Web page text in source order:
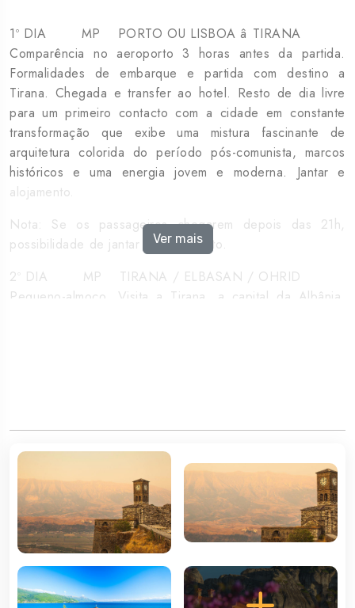
1º DIA MP PORTO OU LISBOA â TIRANA
Comparência no aeroporto 3 horas antes da partida.
Formalidades de embarque e partida com destino a
Tirana. Chegada e transfer ao hotel. Resto de dia livre
para um primeiro contacto com a cidade em constante
transformação que exibe uma mistura fascinante de
arquitetura colorida do período pós-comunista, marcos
históricos e uma energia jovem e moderna. Jantar e
alojamento.
Nota: Se os passageiros chegarem depois das 21h,
possibilidade de jantar frio no quarto.
2º DIA MP TIRANA / ELBASAN / OHRID
Pequeno-almoço. Visita a Tirana, a capital da Albânia,
e o Palácio da Cultura, bem como as catedrais ortodoxa
e católica. De seguida, continua para o Boulevard dos
Mártires Nacionais. Neste local, conheça um pedaço da
vida quotidiana do antigo ditador Enver Hoxha visitando a
pirâmide. Passeie pelo distrito de Blloku, o bairro mais
popular entre os jovens, os comércios e os cafés. De
seguida, continua por Elbasan até à fronteira com a
Macedónia, onde, pouco depois, chega a Ohrid,
declarada Património Mundial pela UNESCO. Jantar e
Ver mais